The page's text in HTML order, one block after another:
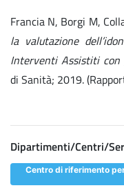
Francia N, Borgi M,
la valutazione
Interventi Assistiti
di Sanità; 2019.
Dipartimenti/Centri/
Centro di riferimento